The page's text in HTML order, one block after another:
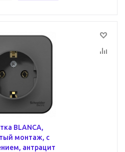
BLANCA,
монтаж, с
антрацит